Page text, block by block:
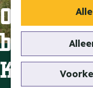
e
h
o
m
Opening
Kleine